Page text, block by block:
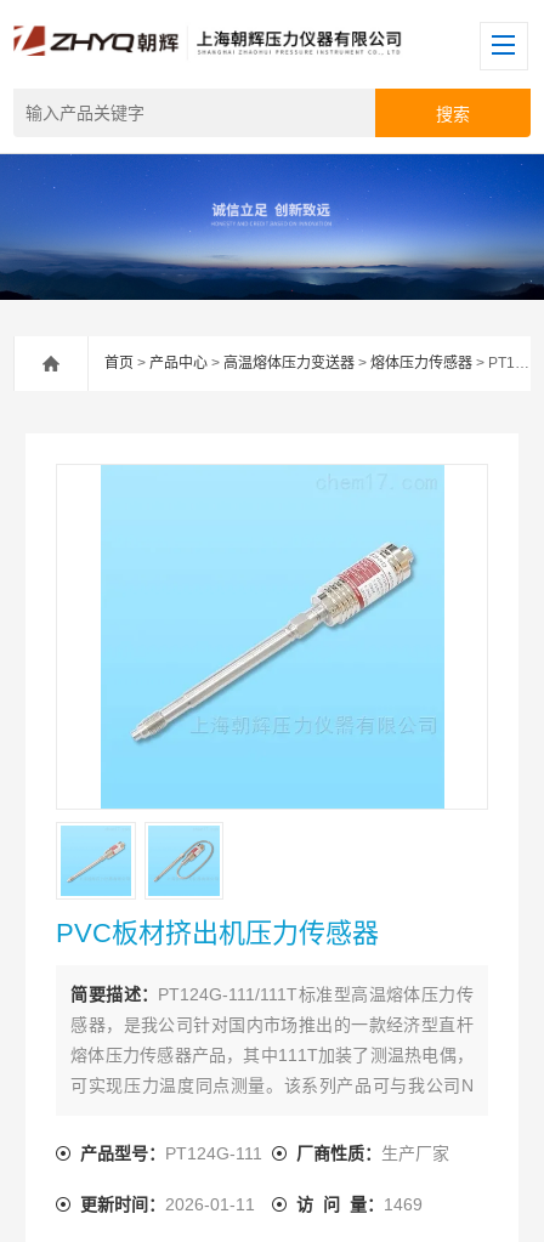
首页 >产品中心 > 高温熔体压力变送器 >熔体压力传感器 > PT124G-111PVC板材挤出机压力传感器
PVC板材挤出机压力传感器
简要描述： PT124G-111/111T标准型高温熔体压力传
感器，是我公司针对国内市场推出的一款经济型直杆
熔体压力传感器产品，其中111T加装了测温热电偶，
可实现压力温度同点测量。该系列产品可与我公司N
表配套使用。PVC板材挤出机压力传感器
产品型号： PT124G-111 厂商性质： 生产厂家
更新时间： 2026-01-11 访 问 量： 1469